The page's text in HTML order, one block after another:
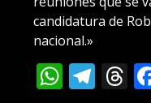
candidatura de
nacional.»